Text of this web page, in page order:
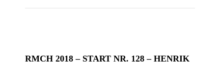
RMCH 2018 – START NR. 128 – HENRIK